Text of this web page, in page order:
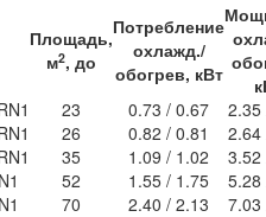
Площадь,
м2, до
Потребление
охлажд./
обогрев, кВт
23 0.73 / 0.67
2.35
26 0.82 / 0.81
2.64
35 1.09 / 1.02
3.52
52 1.55 / 1.75
5.28
70 2.40 / 2.13 7.03